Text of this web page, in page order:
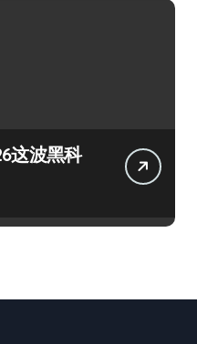
这波黑科